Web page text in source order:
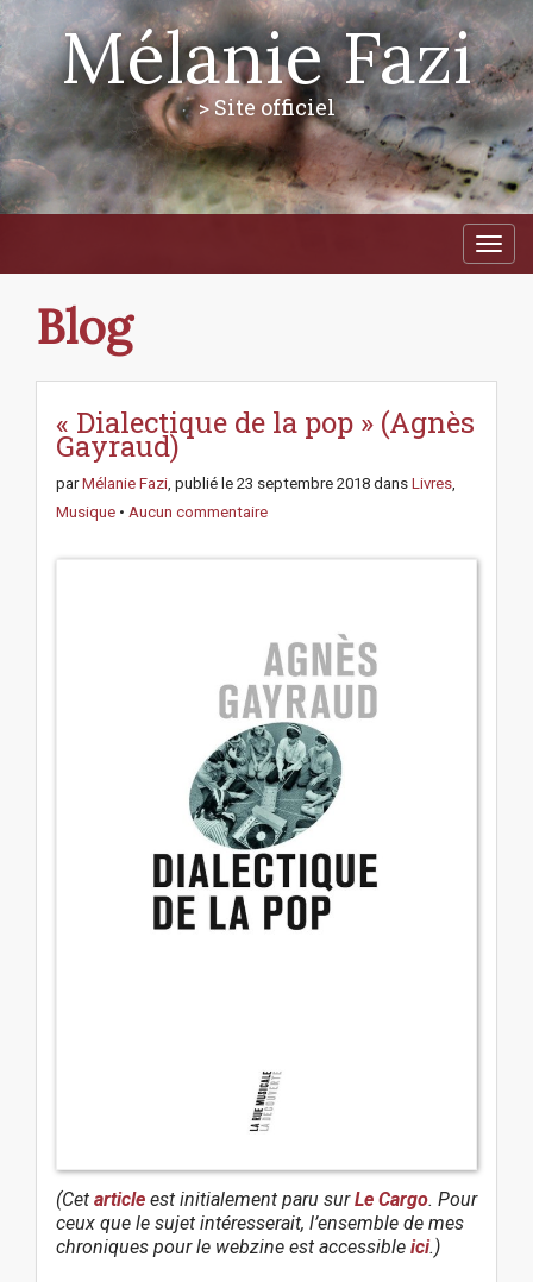
Mélanie Fazi
> Site officiel
M
i
i
Blog
« Dialectique de la pop » (Agnès
Gayraud)
parMélanie Fazi, publié le 23 septembre 2018 dans Livres,
Musique • Aucun commentaire
(Cet article est initialement paru surLe Cargo. Pour
ceux que le sujet intéresserait, l’ensemble de mes
chroniques pour le webzine est accessible ici.)